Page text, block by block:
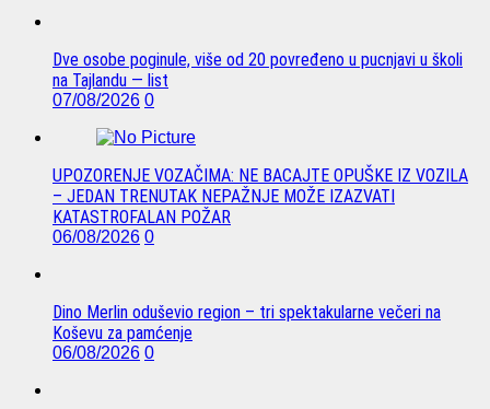
Dve osobe poginule, više od 20 povređeno u pucnjavi u školi
na Tajlandu — list
07/08/2026 0
UPOZORENJE VOZAČIMA: NE BACAJTE OPUŠKE IZ VOZILA
– JEDAN TRENUTAK NEPAŽNJE MOŽE IZAZVATI
KATASTROFALAN POŽAR
06/08/2026 0
Dino Merlin oduševio region – tri spektakularne večeri na
Koševu za pamćenje
06/08/2026 0